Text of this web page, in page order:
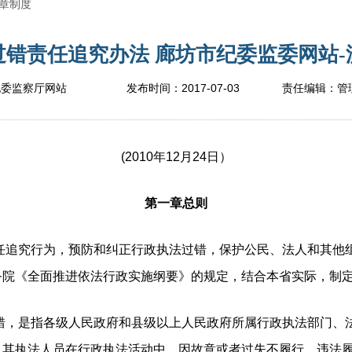
制度
责任追究办法 廊坊市纪委监委网站-
监察厅网站 发布时间： 2017-07-03 责任编辑： 管
(2010年12月24日）
第一章总则
究行为，预防和纠正行政执法过错，保护公民、法人和其他
《全面推进依法行政实施纲要》的规定，结合本省实际，制
是指各级人民政府和县级以上人民政府所属行政执法部门、
执法人员在行政执法活动中，因故意或者过失不履行、违法